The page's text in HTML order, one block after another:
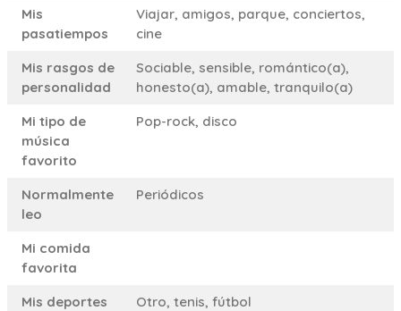
Mis
pasatiempos
Viajar, amigos, parque, conciertos,
cine
Mis rasgos de
personalidad
Sociable, sensible, romántico(a),
honesto(a), amable, tranquilo(a)
Mi tipo de
música
favorito
Pop-rock, disco
Normalmente
leo
Periódicos
Mi comida
favorita
Mis deportes
Otro, tenis, fútbol